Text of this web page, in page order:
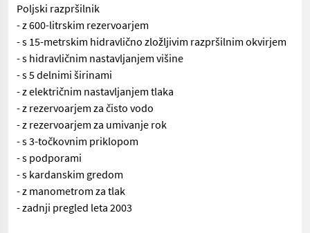
Poljski razpršilnik
- z 600-litrskim rezervoarjem
- s 15-metrskim hidravlično zložljivim razpršilnim okvirjem
- s hidravličnim nastavljanjem višine
- s 5 delnimi širinami
- z električnim nastavljanjem tlaka
- z rezervoarjem za čisto vodo
- z rezervoarjem za umivanje rok
- s 3-točkovnim priklopom
- s podporami
- s kardanskim gredom
- z manometrom za tlak
- zadnji pregled leta 2003